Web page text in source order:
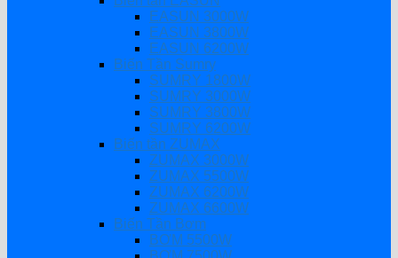
EASUN 3000W
EASUN 3800W
EASUN 6200W
Biến Tần Sumry
SUMRY 1800W
SUMRY 3000W
SUMRY 3800W
SUMRY 6200W
Biến tần ZUMAX
ZUMAX 3000W
ZUMAX 5500W
ZUMAX 6200W
ZUMAX 6600W
Biến Tần Bơm
BƠM 5500W